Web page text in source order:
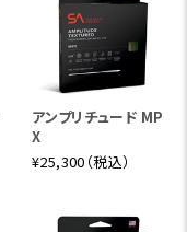
アンプリチュード MP
X
¥25,300（税込）